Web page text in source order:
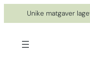
til
Unike matgaver